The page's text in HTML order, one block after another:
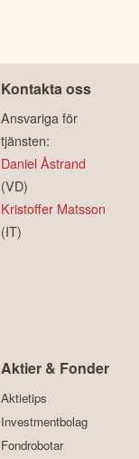
Kontakta oss
Ansvariga för
tjänsten:
Daniel Åstrand
(VD)
Kristoffer Matsson
(IT)
Aktier & Fonder
Aktietips
Investmentbolag
Fondrobotar